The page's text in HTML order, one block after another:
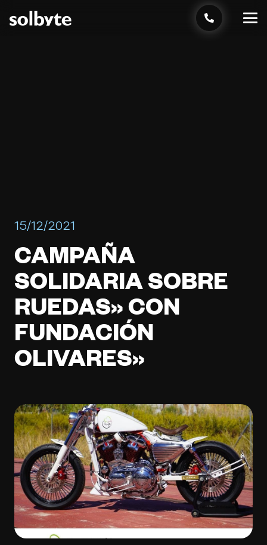
15/12/2021
CAMPAÑA
SOLIDARIA SOBRE
RUEDAS» CON
FUNDACIÓN
OLIVARES»